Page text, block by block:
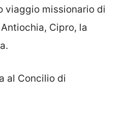
viaggio missionario di
Cipro, la
al Concilio di